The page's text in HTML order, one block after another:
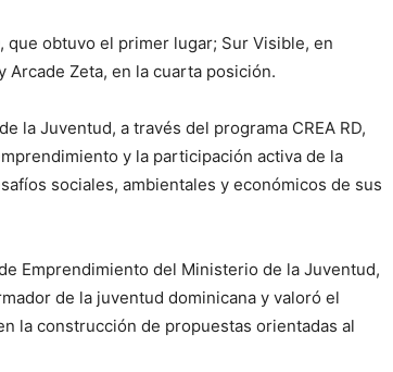
que obtuvo el primer lugar; Sur Visible, en
Arcade Zeta, en la cuarta posición.
la Juventud, a través del programa CREA RD,
y la participación activa de la
sociales, ambientales y económicos de sus
Emprendimiento del Ministerio de la Juventud,
de la juventud dominicana y valoró el
la construcción de propuestas orientadas al